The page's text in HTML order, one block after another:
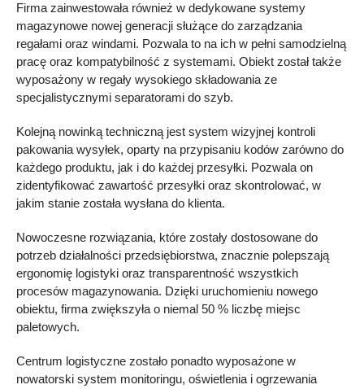
Firma zainwestowała również w dedykowane systemy
magazynowe nowej generacji służące do zarządzania
regałami oraz windami. Pozwala to na ich w pełni samodzielną
pracę oraz kompatybilność z systemami. Obiekt został także
wyposażony w regały wysokiego składowania ze
specjalistycznymi separatorami do szyb.
Kolejną nowinką techniczną jest system wizyjnej kontroli
pakowania wysyłek, oparty na przypisaniu kodów zarówno do
każdego produktu, jak i do każdej przesyłki. Pozwala on
zidentyfikować zawartość przesyłki oraz skontrolować, w
jakim stanie została wysłana do klienta.
Nowoczesne rozwiązania, które zostały dostosowane do
potrzeb działalności przedsiębiorstwa, znacznie polepszają
ergonomię logistyki oraz transparentność wszystkich
procesów magazynowania. Dzięki uruchomieniu nowego
obiektu, firma zwiększyła o niemal 50 % liczbę miejsc
paletowych.
Centrum logistyczne zostało ponadto wyposażone w
nowatorski system monitoringu, oświetlenia i ogrzewania